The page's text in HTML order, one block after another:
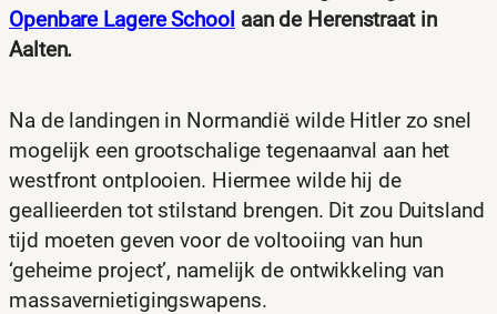
Openbare Lagere School aan de Herenstraat in
Aalten.
Na de landingen in Normandië wilde Hitler zo snel
mogelijk een grootschalige tegenaanval aan het
westfront ontplooien. Hiermee wilde hij de
geallieerden tot stilstand brengen. Dit zou Duitsland
tijd moeten geven voor de voltooiing van hun
‘geheime project’, namelijk de ontwikkeling van
massavernietigingswapens.